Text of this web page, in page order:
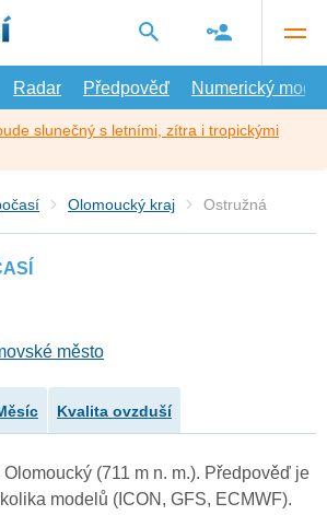
Radar Předpověď Numerický model
slunečný s letními, zítra i tropickými
Olomoucký kraj Ostružná
město
Kvalita ovzduší
(711 m n. m.). Předpověď je
modelů (ICON, GFS, ECMWF).